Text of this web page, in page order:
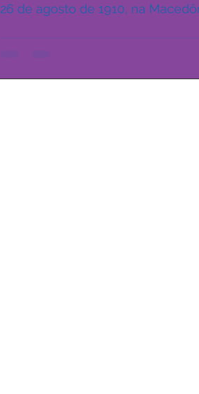
26 de agosto de 1910, na